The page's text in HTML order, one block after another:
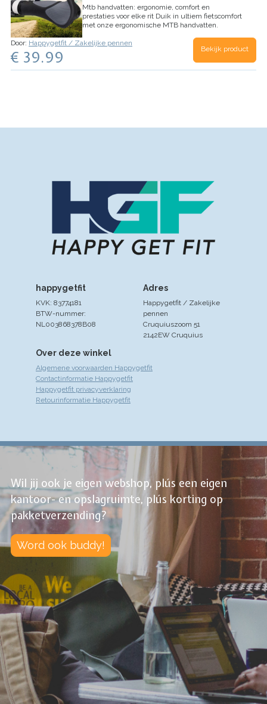
Mtb handvatten: ergonomie, comfort en
prestaties voor elke rit Duik in ultiem fietscomfort
met onze ergonomische MTB handvatten.
e-bikes, stadsfietsen en vouwfietsen, bieden
deze handvatten de perfecte combinatie…
Door: Happygetfit / Zakelijke pennen
€ 39.99 Bekijk product
Over deze winkel
Algemene voorwaarden Happygetfit
Contactinformatie Happygetfit
Happygetfit privacyverklaring
Retourinformatie Happygetfit
Adres
Happygetfit / Zakelijke
pennen
Cruquiuszoom 51
2142EW Cruquius
happygetfit
KVK: 83774181
BTW-nummer:
NL003868378B08
Wil jij ook je eigen webshop, plús een eigen
kantoor- en opslagruimte, plús korting op
pakketverzending?
Word ook buddy!